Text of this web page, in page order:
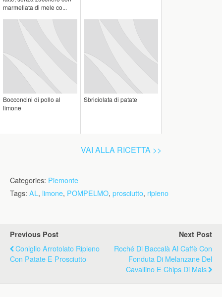
marmellata di mele co...
Bocconcini di pollo al
limone
Sbriciolata di patate
VAI ALLA RICETTA >>
Categories: Piemonte
Tags: AL, limone, POMPELMO, prosciutto, ripieno
Previous Post
Coniglio Arrotolato Ripieno
Con Patate E Prosciutto
Next Post
Roché Di Baccalà Al Caffè Con
Fonduta Di Melanzane Del
Cavallino E Chips Di Mais